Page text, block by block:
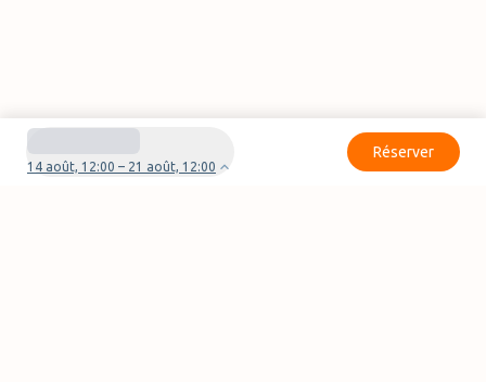
14 août, 12:00 – 21 août, 12:00
Réserver